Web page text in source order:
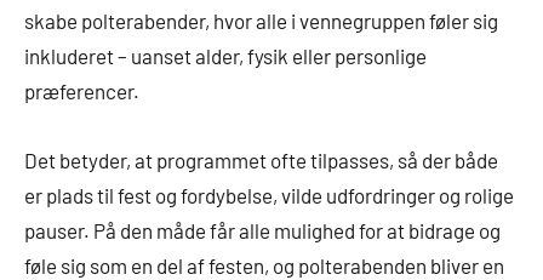
skabe polterabender, hvor alle i vennegruppen føler sig
inkluderet – uanset alder, fysik eller personlige
præferencer.
Det betyder, at programmet ofte tilpasses, så der både
er plads til fest og fordybelse, vilde udfordringer og rolige
pauser. På den måde får alle mulighed for at bidrage og
føle sig som en del af festen, og polterabenden bliver en